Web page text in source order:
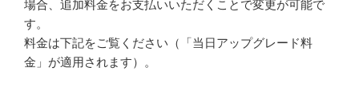
場合、追加料金をお支払いいただくことで変更が可能で
す。
料金は下記をご覧ください（「当日アップグレード料
金」が適用されます）。